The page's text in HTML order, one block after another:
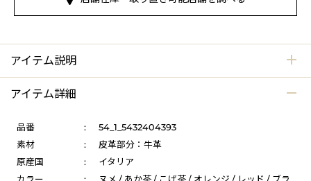
アイテム説明
アイテム詳細
品番 :
54_1_5432404393
素材
:
皮革部分：牛革
原産国
:
イタリア